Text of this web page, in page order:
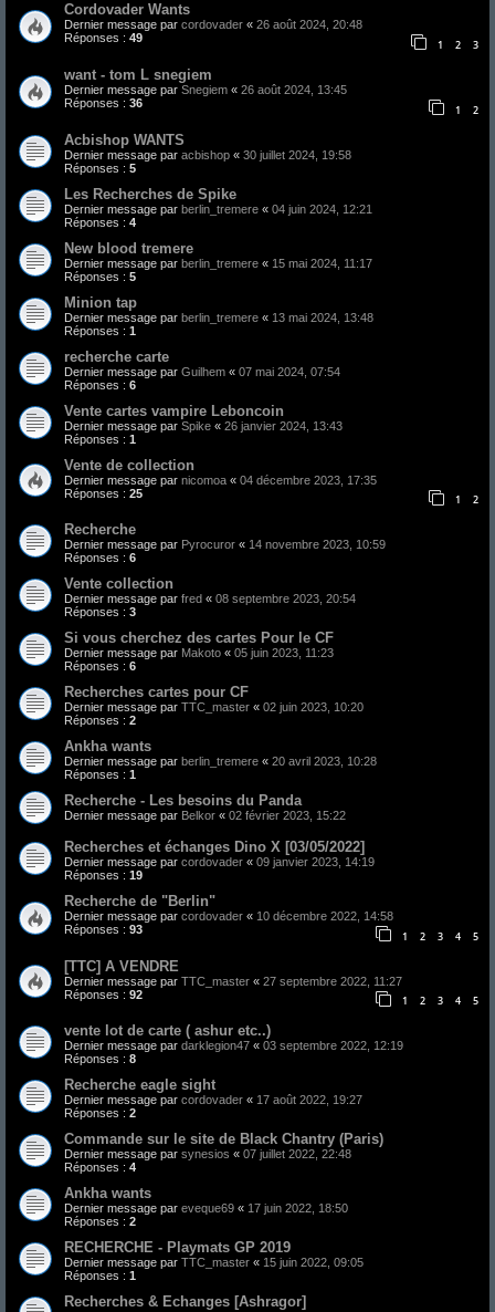
Cordovader Wants
Dernier message par cordovader « 26 août 2024, 20:48
Réponses : 49 1 2 3
want - tom L snegiem
Dernier message par Snegiem « 26 août 2024, 13:45
Réponses : 36 1 2
Acbishop WANTS
Dernier message par acbishop « 30 juillet 2024, 19:58
Réponses : 5
Les Recherches de Spike
Dernier message par berlin_tremere « 04 juin 2024, 12:21
Réponses : 4
New blood tremere
Dernier message par berlin_tremere « 15 mai 2024, 11:17
Réponses : 5
Minion tap
Dernier message par berlin_tremere « 13 mai 2024, 13:48
Réponses : 1
recherche carte
Dernier message par Guilhem « 07 mai 2024, 07:54
Réponses : 6
Vente cartes vampire Leboncoin
Dernier message par Spike « 26 janvier 2024, 13:43
Réponses : 1
Vente de collection
Dernier message par nicomoa « 04 décembre 2023, 17:35
Réponses : 25 1 2
Recherche
Dernier message par Pyrocuror « 14 novembre 2023, 10:59
Réponses : 6
Vente collection
Dernier message par fred « 08 septembre 2023, 20:54
Réponses : 3
Si vous cherchez des cartes Pour le CF
Dernier message par Makoto « 05 juin 2023, 11:23
Réponses : 6
Recherches cartes pour CF
Dernier message par TTC_master « 02 juin 2023, 10:20
Réponses : 2
Ankha wants
Dernier message par berlin_tremere « 20 avril 2023, 10:28
Réponses : 1
Recherche - Les besoins du Panda
Dernier message par Belkor « 02 février 2023, 15:22
Recherches et échanges Dino X [03/05/2022]
Dernier message par cordovader « 09 janvier 2023, 14:19
Réponses : 19
Recherche de "Berlin"
Dernier message par cordovader « 10 décembre 2022, 14:58
Réponses : 93 1 2 3 4 5
[TTC] A VENDRE
Dernier message par TTC_master « 27 septembre 2022, 11:27
Réponses : 92 1 2 3 4 5
vente lot de carte ( ashur etc..)
Dernier message par darklegion47 « 03 septembre 2022, 12:19
Réponses : 8
Recherche eagle sight
Dernier message par cordovader « 17 août 2022, 19:27
Réponses : 2
Commande sur le site de Black Chantry (Paris)
Dernier message par synesios « 07 juillet 2022, 22:48
Réponses : 4
Ankha wants
Dernier message par eveque69 « 17 juin 2022, 18:50
Réponses : 2
RECHERCHE - Playmats GP 2019
Dernier message par TTC_master « 15 juin 2022, 09:05
Réponses : 1
Recherches & Echanges [Ashragor]